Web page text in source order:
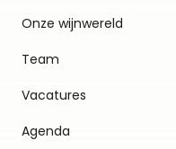
Onze wijnwereld
Team
Vacatures
Agenda